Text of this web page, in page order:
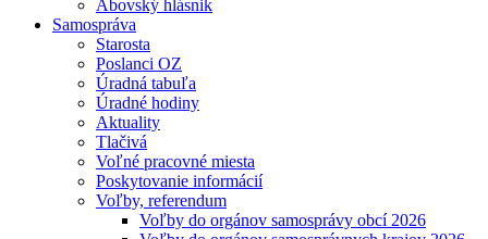
Abovský hlásnik
Samospráva
Starosta
Poslanci OZ
Úradná tabuľa
Úradné hodiny
Aktuality
Tlačivá
Voľné pracovné miesta
Poskytovanie informácií
Voľby, referendum
Voľby do orgánov samosprávy obcí 2026